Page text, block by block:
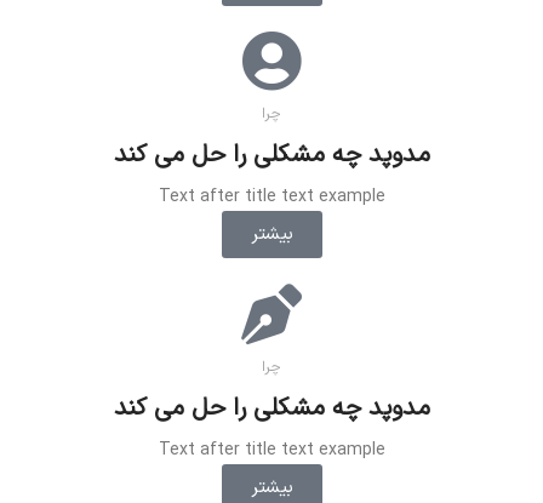
چرا
مدوپد چه مشکلی را حل می کند
Text after title text example
بیشتر
چرا
مدوپد چه مشکلی را حل می کند
Text after title text example
بیشتر